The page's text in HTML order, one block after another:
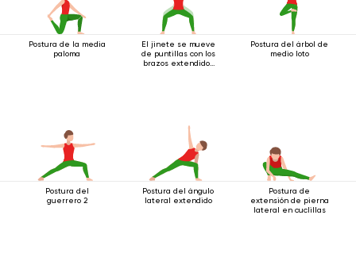
Postura de la media
paloma
El jinete se mueve
de puntillas con los
brazos extendidos
Postura del árbol de
medio loto
Postura del
guerrero 2
Postura del ángulo
lateral extendido
Postura de
extensión de pierna
lateral en cuclillas